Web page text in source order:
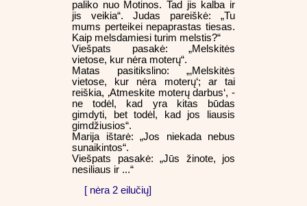
paliko nuo Motinos. Tad jis kalba ir
jis veikia“. Judas pareiškė: „Tu
mums perteikei nepaprastas tiesas.
Kaip melsdamiesi turim melstis?“
Viešpats pasakė: „Melskitės
vietose, kur nėra moterų“.
Matas pasitikslino: „‚Melskitės
vietose, kur nėra moterų‘; ar tai
reiškia, ‚Atmeskite moterų darbus‘, -
ne todėl, kad yra kitas būdas
gimdyti, bet todėl, kad jos liausis
gimdžiusios“.
Marija ištarė: „Jos niekada nebus
sunaikintos“.
Viešpats pasakė: „Jūs žinote, jos
nesiliaus ir ...“
[ nėra 2 eilučių]